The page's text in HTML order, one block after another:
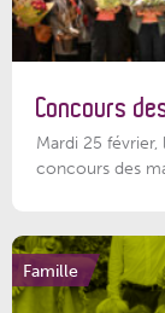
Concours
Mardi 25
concours des
Famille